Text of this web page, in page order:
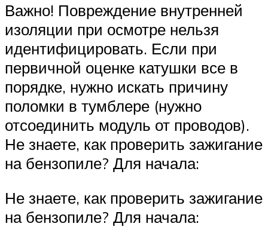
Важно! Повреждение внутренней
изоляции при осмотре нельзя
идентифицировать. Если при
первичной оценке катушки все в
порядке, нужно искать причину
поломки в тумблере (нужно
отсоединить модуль от проводов).
Не знаете, как проверить зажигание
на бензопиле? Для начала:
Не знаете, как проверить зажигание
на бензопиле? Для начала: